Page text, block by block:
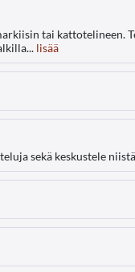
tai kattotelineen.
lisää
sekä keskustele